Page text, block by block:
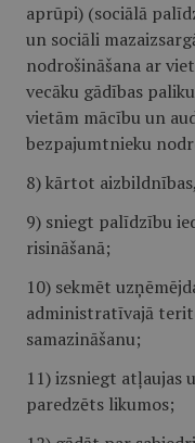
aprūpi) (sociālā
un sociāli
nodrošināšana ar
vecāku gādības
vietām mācību un
bezpajumtnieku
8) kārtot
9) sniegt palīdzību
risināšanā;
10) sekmēt
administratīvajā
samazināšanu;
11) izsniegt atļaujas
paredzēts likumos;